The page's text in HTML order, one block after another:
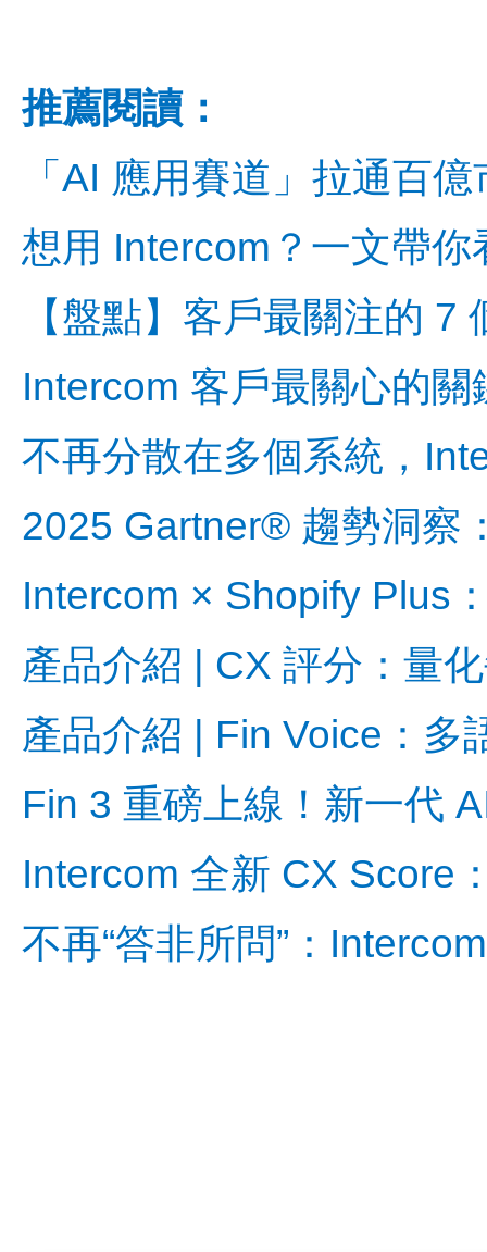
推薦閱讀：
「AI 應用賽道」拉通百
想用 Intercom？一文帶
【盤點】客戶最關注的
Intercom 客戶最關心的
不再分散在多個系統，
2025 Gartner® 趨勢洞察
Intercom × Shopify Plus
產品介紹 | CX 評分：量
產品介紹 | Fin Voice：多
Fin 3 重磅上線！新一代
Intercom 全新 CX Score
不再“答非所問”：